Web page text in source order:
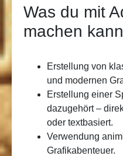
Was du mit
machen
Erstellung von
und modernen
Erstellung einer
dazugehört –
oder textbasiert.
Verwendung
Grafikabenteuer.